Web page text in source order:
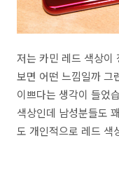
저는 카민 레드 색상이
보면 어떤 느낌일까 그
이쁘다는 생각이 들었
색상인데 남성분들도
도 개인적으로 레드 색